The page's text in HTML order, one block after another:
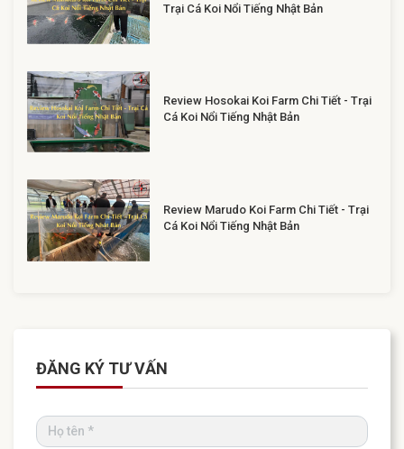
Trại Cá Koi Nổi Tiếng Nhật Bản
Review Hosokai Koi Farm Chi Tiết - Trại
Cá Koi Nổi Tiếng Nhật Bản
Review Marudo Koi Farm Chi Tiết - Trại
Cá Koi Nổi Tiếng Nhật Bản
ĐĂNG KÝ TƯ VẤN